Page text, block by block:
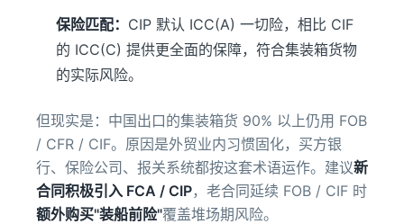
保险匹配： CIP 默认 ICC(A) 一切险，相比 CIF
的 ICC(C) 提供更全面的保障，符合集装箱货物
的实际风险。
但现实是：中国出口的集装箱货 90% 以上仍用 FOB
/ CFR / CIF。原因是外贸业内习惯固化，买方银
行、保险公司、报关系统都按这套术语运作。建议新
合同积极引入 FCA / CIP，老合同延续 FOB / CIF 时
额外购买"装船前险"覆盖堆场期风险。